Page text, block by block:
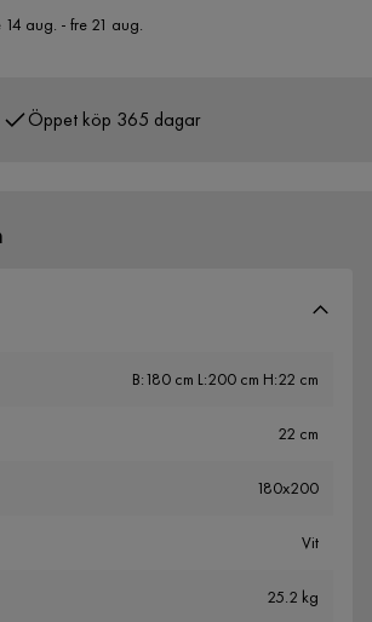
14 aug. - fre 21 aug.
Över 400 000 nöjda kunder
B:180 cm L:200 cm H:22 cm
22 cm
180x200
Vit
25.2 kg